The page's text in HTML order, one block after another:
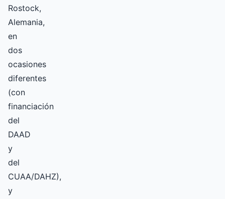
Rostock,
Alemania,
en
dos
ocasiones
diferentes
(con
financiación
del
DAAD
y
del
CUAA/DAHZ),
y